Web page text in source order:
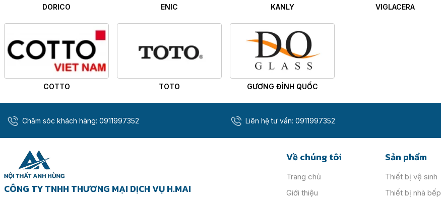
DORICO ENIC KANLY VIGLACERA
COTTO TOTO GƯƠNG ĐÌNH QUỐC
Chăm sóc khách hàng: 0911997352 Liên hệ tư vấn: 0911997352
CÔNG TY TNHH THƯƠNG MẠI DỊCH VỤ H.MAI
Về chúng tôi
Trang chủ
Giới thiệu
Sản phẩm
Thiết bị vệ sinh
Thiết bị nhà bếp